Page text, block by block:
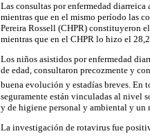
Las consultas por enfermedad
mientras que en el mismo período las
Pereira Rossell (CHPR) constituyeron
mientras que en el CHPR lo hizo el
Los niños asistidos por enfermedad
de edad, consultaron precozmente y
buena evolución y estadías breves. En
seguramente están vinculadas al nivel
y de higiene personal y ambiental y un
La investigación de rotavirus fue